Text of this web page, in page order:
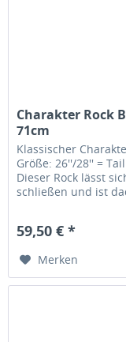
Charakter Rock
71cm
Klassischer
Größe: 26''/28'' =
Dieser Rock lässt
schließen und ist
59,50 € *
Merken